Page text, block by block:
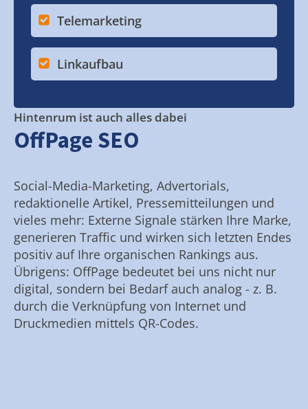
Telemarketing
Linkaufbau
Hintenrum ist auch alles dabei
OffPage SEO
Social-Media-Marketing, Advertorials,
redaktionelle Artikel, Pressemitteilungen und
vieles mehr: Externe Signale stärken Ihre Marke,
generieren Traffic und wirken sich letzten Endes
positiv auf Ihre organischen Rankings aus.
Übrigens: OffPage bedeutet bei uns nicht nur
digital, sondern bei Bedarf auch analog - z. B.
durch die Verknüpfung von Internet und
Druckmedien mittels QR-Codes.